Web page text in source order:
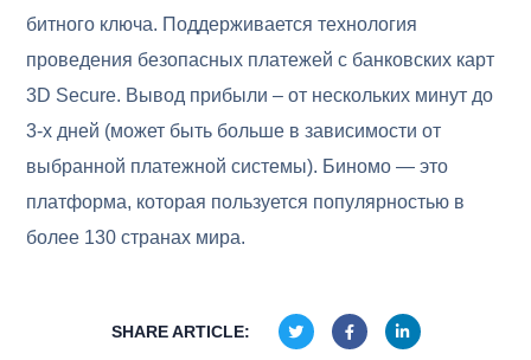
битного ключа. Поддерживается технология
проведения безопасных платежей с банковских карт
3D Secure. Вывод прибыли – от нескольких минут до
3-х дней (может быть больше в зависимости от
выбранной платежной системы). Биномо — это
платформа, которая пользуется популярностью в
более 130 странах мира.
SHARE ARTICLE: